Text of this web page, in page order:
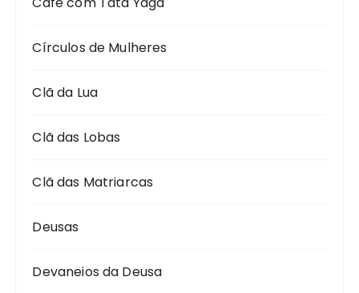
Círculos de Mulheres
Clã da Lua
Clã das Lobas
Clã das Matriarcas
Deusas
Devaneios da Deusa